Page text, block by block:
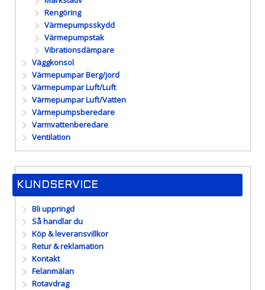
Rengöring
Värmepumpsskydd
Värmepumpstak
Vibrationsdämpare
Väggkonsol
Värmepumpar Berg/jord
Värmepumpar Luft/Luft
Värmepumpar Luft/Vatten
Värmepumpsberedare
Varmvattenberedare
Ventilation
KUNDSERVICE
Bli uppringd
Så handlar du
Köp & leveransvillkor
Retur & reklamation
Kontakt
Felanmälan
Rotavdrag